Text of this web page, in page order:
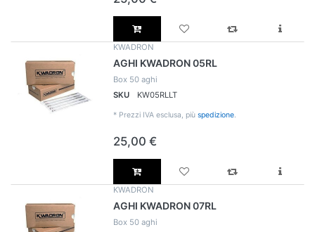
KWADRON
AGHI KWADRON 05RL
Box 50 aghi
SKU
KW05RLLT
* Prezzi IVA esclusa, più spedizione.
25,00 €
KWADRON
AGHI KWADRON 07RL
Box 50 aghi